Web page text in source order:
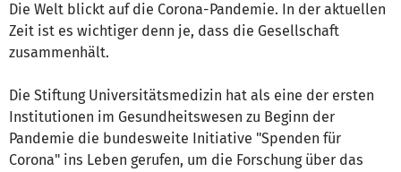
Die Welt blickt auf die Corona-Pandemie. In der aktuellen
Zeit ist es wichtiger denn je, dass die Gesellschaft
zusammenhält.
Die Stiftung Universitätsmedizin hat als eine der ersten
Institutionen im Gesundheitswesen zu Beginn der
Pandemie die bundesweite Initiative "Spenden für
Corona" ins Leben gerufen, um die Forschung über das